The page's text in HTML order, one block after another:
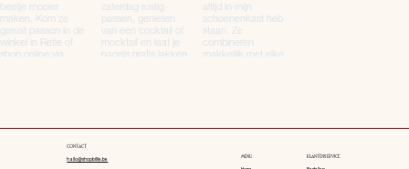
CONTACT
hallo@shopbillie.be
MENU KLANTENSERVICE